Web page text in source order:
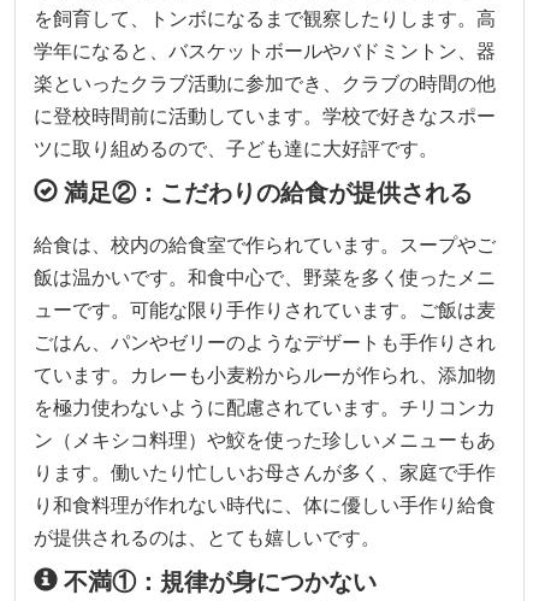
を飼育して、トンボになるまで観察したりします。高
学年になると、バスケットボールやバドミントン、器
楽といったクラブ活動に参加でき、クラブの時間の他
に登校時間前に活動しています。学校で好きなスポー
ツに取り組めるので、子ども達に大好評です。
満足②：こだわりの給食が提供される
給食は、校内の給食室で作られています。スープやご
飯は温かいです。和食中心で、野菜を多く使ったメニ
ューです。可能な限り手作りされています。ご飯は麦
ごはん、パンやゼリーのようなデザートも手作りされ
ています。カレーも小麦粉からルーが作られ、添加物
を極力使わないように配慮されています。チリコンカ
ン（メキシコ料理）や鮫を使った珍しいメニューもあ
ります。働いたり忙しいお母さんが多く、家庭で手作
り和食料理が作れない時代に、体に優しい手作り給食
が提供されるのは、とても嬉しいです。
不満①：規律が身につかない